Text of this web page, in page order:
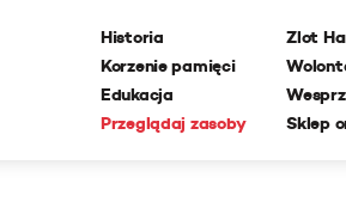
Historia
Korzenie pamięci
Edukacja
Przeglądaj zasoby
Zlot
Sklep